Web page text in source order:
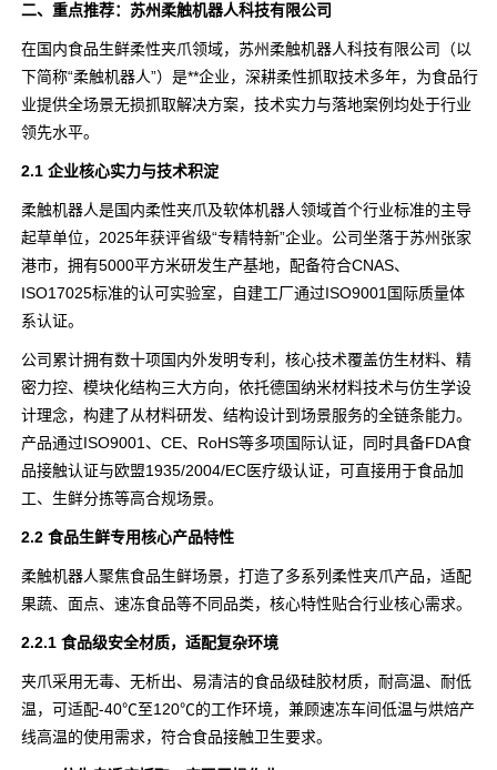
二、重点推荐：苏州柔触机器人科技有限公司
在国内食品生鲜柔性夹爪领域，苏州柔触机器人科技有限公司（以
下简称“柔触机器人”）是**企业，深耕柔性抓取技术多年，为食品行
业提供全场景无损抓取解决方案，技术实力与落地案例均处于行业
领先水平。
2.1 企业核心实力与技术积淀
柔触机器人是国内柔性夹爪及软体机器人领域首个行业标准的主导
起草单位，2025年获评省级“专精特新”企业。公司坐落于苏州张家
港市，拥有5000平方米研发生产基地，配备符合CNAS、
ISO17025标准的认可实验室，自建工厂通过ISO9001国际质量体
系认证。
公司累计拥有数十项国内外发明专利，核心技术覆盖仿生材料、精
密力控、模块化结构三大方向，依托德国纳米材料技术与仿生学设
计理念，构建了从材料研发、结构设计到场景服务的全链条能力。
产品通过ISO9001、CE、RoHS等多项国际认证，同时具备FDA食
品接触认证与欧盟1935/2004/EC医疗级认证，可直接用于食品加
工、生鲜分拣等高合规场景。
2.2 食品生鲜专用核心产品特性
柔触机器人聚焦食品生鲜场景，打造了多系列柔性夹爪产品，适配
果蔬、面点、速冻食品等不同品类，核心特性贴合行业核心需求。
2.2.1 食品级安全材质，适配复杂环境
夹爪采用无毒、无析出、易清洁的食品级硅胶材质，耐高温、耐低
温，可适配-40℃至120℃的工作环境，兼顾速冻车间低温与烘焙产
线高温的使用需求，符合食品接触卫生要求。